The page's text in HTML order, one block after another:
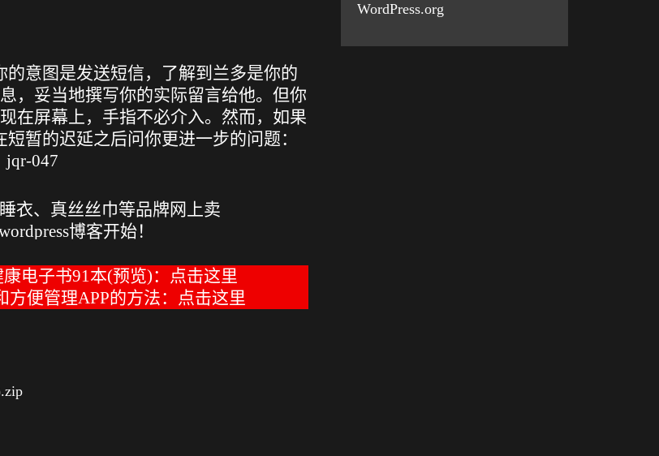
意图是发送短信，了解到兰多是你的
，妥当地撰写你的实际留言给他。但你
在屏幕上，手指不必介入。然而，如果
暂的迟延之后问你更进一步的问题：
jqr-047
消亡！《了解宇宙如何运行》
博客开始！
Hero（演唱：乐正绫）
电子书91本(预览)：
点击这里
便管理APP的方法：
点击这里
WordPress.org